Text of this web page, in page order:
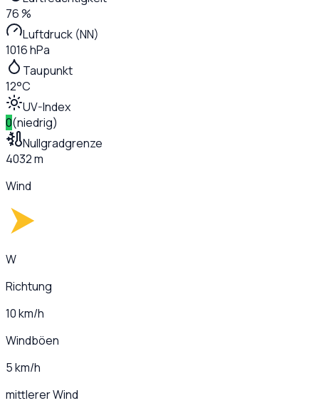
76 %
Luftdruck (NN)
1016 hPa
Taupunkt
12°C
UV-Index
0(niedrig)
Nullgradgrenze
4032 m
Wind
W
Richtung
10 km/h
Windböen
5 km/h
mittlerer Wind